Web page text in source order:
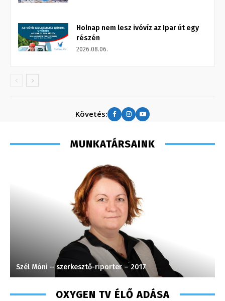
Holnap nem lesz ivóvíz az Ipar út egy
részén
2026.08.06.
Követés:
MUNKATÁRSAINK
Szél Móni – szerkesztő-riporter – 2017
OXYGEN TV ÉLŐ ADÁSA